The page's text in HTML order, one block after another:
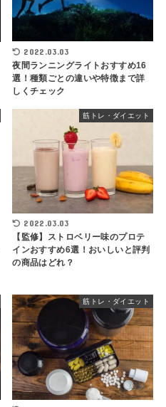
2022.03.03
夜間ランニングライトおすすめ16
選！種類ごとの違いや特徴まで詳
しくチェック
筋トレ・ダイエット
2022.03.03
【監修】ストロベリー味のプロテ
インおすすめ6選！おいしいと評判
の商品はどれ？
筋トレ・ダイエット